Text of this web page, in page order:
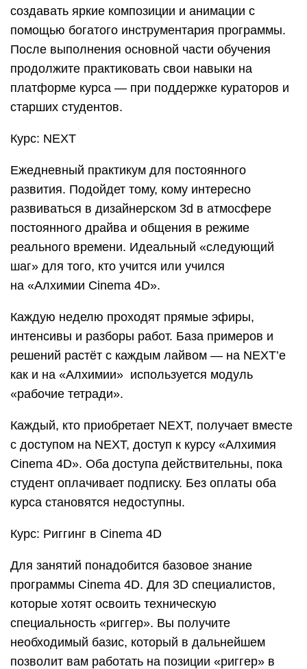
создавать яркие композиции и анимации с
помощью богатого инструментария программы.
После выполнения основной части обучения
продолжите практиковать свои навыки на
платформе курса — при поддержке кураторов и
старших студентов.
Курс: NEXT
Ежедневный практикум для постоянного
развития. Подойдет тому, кому интересно
развиваться в дизайнерском 3d в атмосфере
постоянного драйва и общения в режиме
реального времени. Идеальный «следующий
шаг» для того, кто учится или учился
на «Алхимии Cinema 4D».
Каждую неделю проходят прямые эфиры,
интенсивы и разборы работ. База примеров и
решений растёт с каждым лайвом — на NEXT’e
как и на «Алхимии» используется модуль
«рабочие тетради».
Каждый, кто приобретает NEXT, получает вместе
с доступом на NEXT, доступ к курсу «Алхимия
Cinema 4D». Оба доступа действительны, пока
студент оплачивает подписку. Без оплаты оба
курса становятся недоступны.
Курс: Риггинг в Cinema 4D
Для занятий понадобится базовое знание
программы Cinema 4D. Для 3D специалистов,
которые хотят освоить техническую
специальность «риггер». Вы получите
необходимый базис, который в дальнейшем
позволит вам работать на позиции «риггер» в